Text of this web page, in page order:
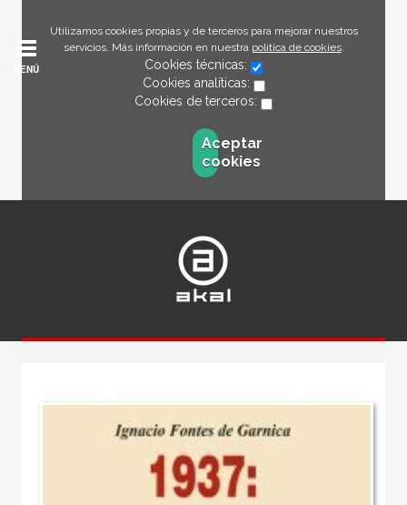
Utilizamos cookies propias y de terceros para mejorar nuestros
servicios. Más información en nuestra política de cookies.
Cookies técnicas:
Cookies analíticas:
Cookies de terceros:
Aceptar
cookies
MENÚ